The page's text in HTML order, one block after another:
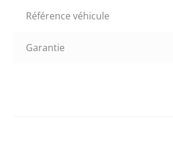
Référence véhicule
Garantie